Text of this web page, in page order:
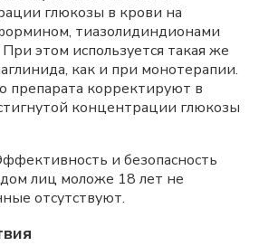
глюкозы в крови на
тиазолидиндионами
этом используется такая же
как и при монотерапии.
препарата корректируют в
концентрации глюкозы
и безопасность
лиц моложе 18 лет не
отсутствуют.